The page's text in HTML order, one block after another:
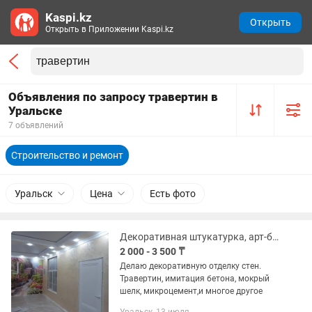
Объявления по запросу травертин в
Уральске
7 объявлений
Строительство и ремонт
Уральск Цена Есть фото
Декоративная штукатурка, арт-бетон, травертин, мокрый шелк, и многое другое
2 000 - 3 500 ₸
Делаю декоративную отделку стен.
Травертин, имитация бетона, мокрый
шелк, микроцемент,и многое другое
Kaspi.kz
Открыть в Приложении Kaspi.kz
Открыть